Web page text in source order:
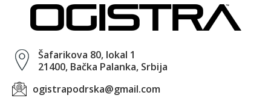
Šafarikova 80, lokal 1
21400, Bačka Palanka, Srbija
ogistrapodrska@gmail.com